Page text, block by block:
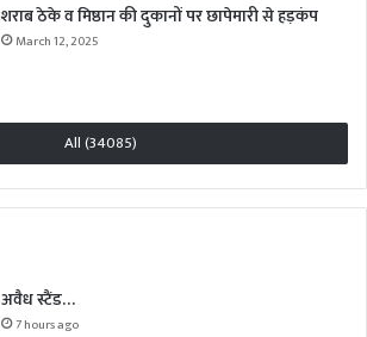
शराब ठेके व मिष्ठान की दुकानों पर छापेमारी से हड़कंप
March 12, 2025
All (34085)
अवैध स्टैंड…
7 hours ago